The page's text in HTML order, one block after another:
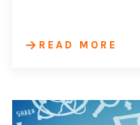
READ MORE